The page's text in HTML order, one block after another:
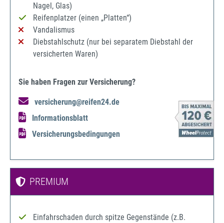
Nagel, Glas)
Reifenplatzer (einen „Platten“)
Vandalismus
Diebstahlschutz (nur bei separatem Diebstahl der
versicherten Waren)
Sie haben Fragen zur Versicherung?
versicherung@reifen24.de
Informationsblatt
Versicherungsbedingungen
PREMIUM
Einfahrschaden durch spitze Gegenstände (z.B.